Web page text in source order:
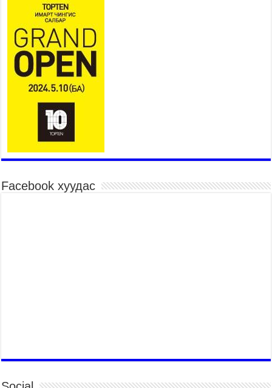
2026 оны 7 сар 21 / 10 цаг 09 минут
Байнгын хорооны дарга М.Мандхай Цөлжилттэй
тэмцэх тухай НҮБ-ын конвенцын талуудын 17
дугаар бага хурал (СОР17)-ын бэлтгэл ажлын
явцтай танилцлаа
2026 оны 7 сар 21 / 10 цаг 03 минут
Б.Пүрэвдагва: Бүтээн байгуулалтын аливаа
уялдаа холбоогүйгээс саатах ёсгүй
2026 оны 7 сар 20 / 17 цаг 21 минут
“Сэлбэ 20 минутын хот” төслийн анхны 12
давхар барилгын үндсэн карказ, цутгалтын ажил
дууслаа
зайлуулах хоолойтой, явган хүний болон дугуйн
Facebook хуудас